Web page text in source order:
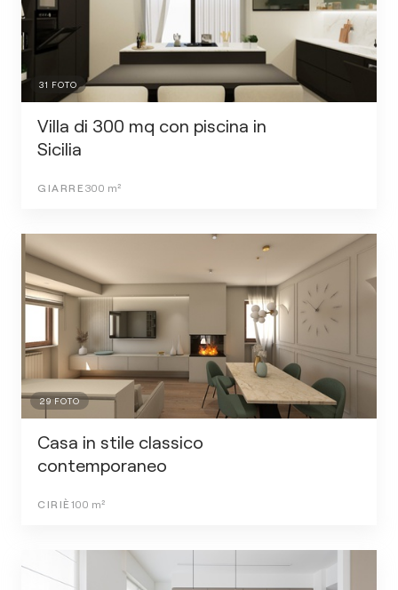
31 FOTO
Villa di 300 mq con piscina in
Sicilia
GIARRE 300 m²
29FOTO
Casa in stile classico
contemporaneo
CIRIÈ 100 m²